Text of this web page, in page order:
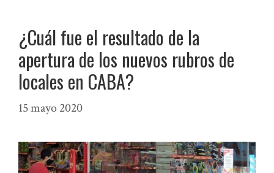
¿Cuál fue el resultado de la
apertura de los nuevos rubros de
locales en CABA?
15 mayo 2020